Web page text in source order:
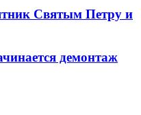
Святым Петру и
демонтаж